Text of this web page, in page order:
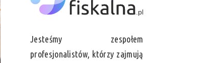
Jesteśmy zespołem
profesjonalistów, którzy zajmują